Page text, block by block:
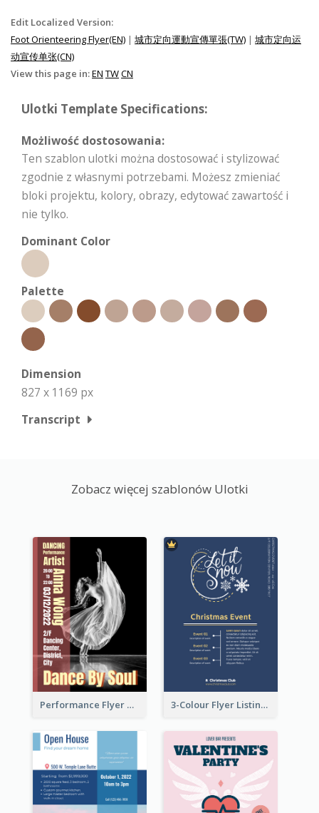
Edit Localized Version:
Foot Orienteering Flyer(EN) | 城市定向運動宣傳單張(TW) | 城市定向运
动宣传单张(CN)
View this page in:EN TWCN
Ulotki Template Specifications:
Możliwość dostosowania:
Ten szablon ulotki można dostosować i stylizować
zgodnie z własnymi potrzebami. Możesz zmieniać
bloki projektu, kolory, obrazy, edytować zawartość i
nie tylko.
Dominant Color
Palette
Dimension
827 x 1169 px
Transcript
Zobacz więcej szablonów Ulotki
Performance Flyer With Monochrome Photo 3-Colour Flyer Listing Christmas Activities